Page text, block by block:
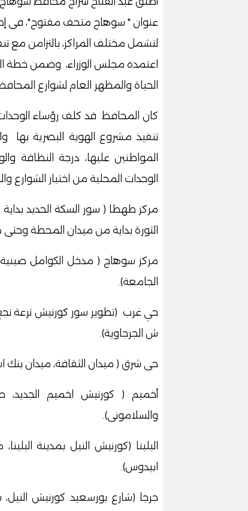
عنوان " سوهاج متحف مفتوح"، فى
لتشمل مختلف المراكز، بالتزامن مع
اعتمده مجلس الوزراء، وضمن خطة
الحياة والمظهر العام لشوارع
كان المحافظ قد كلف رؤساء الوحدات
تنفيذ مشروع الهوية البصرية بها
المواطنين عليها، درجة النظافة
الوحدات المحلية من اختيار الشوارع
مركز طهطا ( سور السكة الحديد
الثورة بداية من ميدان المحطة
مركز سوهاج ( مدخل الكوامل صينية
الجامعة).
حي غرب (تطوير سور كورنيش ترعة
ش الجرجاوية).
حى شرق ( ميدان الثقافة، ميدان بنك
أخميم ( كورنيش اخميم الجديد،
والسلامونى).
البلينا (كورنيش النيل بمدينة
ابيدوس).
جرجا (شارع بورسعيد كورنيش